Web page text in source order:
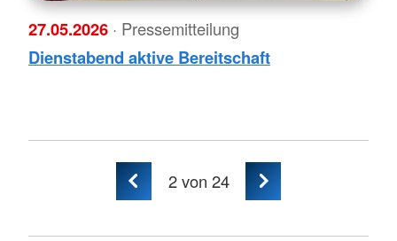
27.05.2026 · Pressemitteilung
Dienstabend aktive Bereitschaft
2von 24